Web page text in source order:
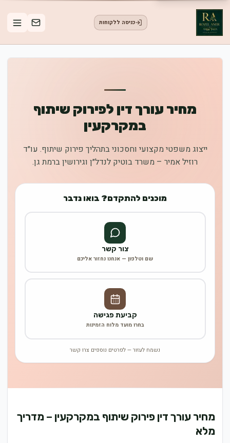
כניסה ללקוחות
מחיר עורך דין לפירוק שיתוף
במקרקעין
ייצוג משפטי מקצועי וחסכוני בתהליך פירוק שיתוף. עו״ד
רוזיל אמיר – משרד בוטיק לנדל״ן וגירושין ברמת גן.
מוכנים להתקדם? בואו נדבר
צור קשר
שם וטלפון — אנחנו נחזור אליכם
קביעת פגישה
בחרו מועד מלוח הזמינות
נשמח לעזור — לפרטים נוספים צרו קשר
מחיר עורך דין פירוק שיתוף במקרקעין – מדריך
מלא